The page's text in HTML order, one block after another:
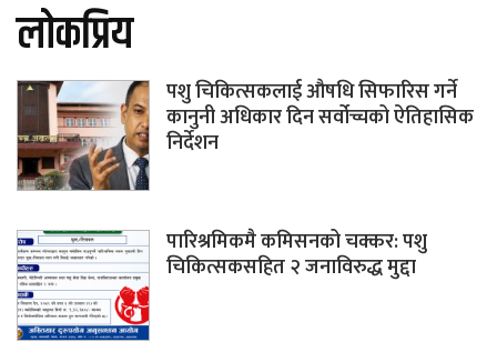
लोकप्रिय
पशु चिकित्सकलाई औषधि सिफारिस गर्ने
कानुनी अधिकार दिन सर्वोच्चको ऐतिहासिक
निर्देशन
पारिश्रमिकमै कमिसनको चक्कर: पशु
चिकित्सकसहित २ जनाविरुद्ध मुद्दा